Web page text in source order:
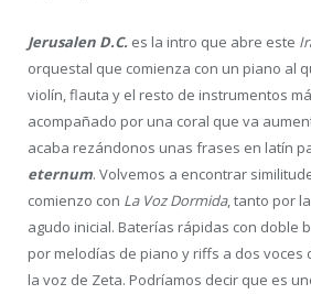
Jerusalen D.C. es la intro que abre este
orquestal que comienza con un piano al
violín, flauta y el resto de instrumentos
acompañado por una coral que va
acaba rezándonos unas frases en latín
eternum. Volvemos a encontrar
comienzo con La Voz Dormida, tanto por
agudo inicial. Baterías rápidas con doble
por melodías de piano y riffs a dos
la voz de Zeta. Podríamos decir que es